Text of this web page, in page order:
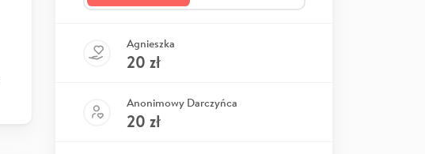
Agnieszka
20 zł
Anonimowy Darczyńca
20 zł